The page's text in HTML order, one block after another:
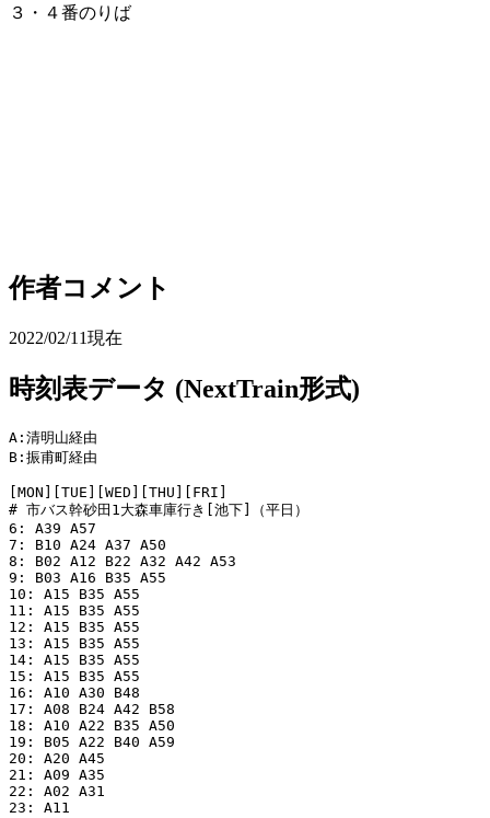
３・４番のりば
作者コメント
2022/02/11現在
時刻表データ (NextTrain形式)
A:清明山経由
B:振甫町経由
[MON][TUE][WED][THU][FRI]
# 市バス幹砂田1大森車庫行き[池下]（平日）
6: A39 A57
7: B10 A24 A37 A50
8: B02 A12 B22 A32 A42 A53
9: B03 A16 B35 A55
10: A15 B35 A55
11: A15 B35 A55
12: A15 B35 A55
13: A15 B35 A55
14: A15 B35 A55
15: A15 B35 A55
16: A10 A30 B48
17: A08 B24 A42 B58
18: A10 A22 B35 A50
19: B05 A22 B40 A59
20: A20 A45
21: A09 A35
22: A02 A31
23: A11